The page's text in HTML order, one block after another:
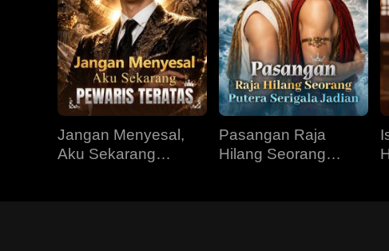
Jangan Menyesal,
Aku Sekarang
Pasangan Raja
Hilang Seorang